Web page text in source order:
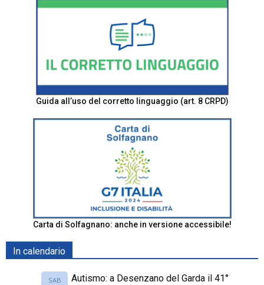
Guida all’uso del corretto linguaggio (art. 8 CRPD)
Carta di Solfagnano: anche in versione accessibile!
In calendario
SAB
Autismo: a Desenzano del Garda il 41°